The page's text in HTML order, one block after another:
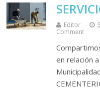
Editor
Comment
en relación